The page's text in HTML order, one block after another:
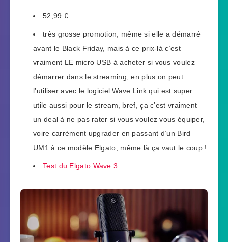
52,99 €
très grosse promotion, même si elle a démarré
avant le Black Friday, mais à ce prix-là c’est
vraiment LE micro USB à acheter si vous voulez
démarrer dans le streaming, en plus on peut
l’utiliser avec le logiciel Wave Link qui est super
utile aussi pour le stream, bref, ça c’est vraiment
un deal à ne pas rater si vous voulez vous équiper,
voire carrément upgrader en passant d’un Bird
UM1 à ce modèle Elgato, même là ça vaut le coup !
Test du Elgato Wave:3